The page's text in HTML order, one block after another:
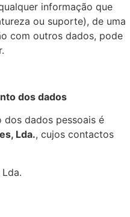
informação que
ou suporte), de uma
com outros dados, pode
dos dados
dos dados pessoais é
Lda., cujos contactos